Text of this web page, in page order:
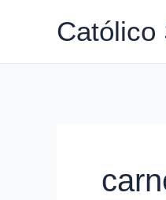
o
Católico